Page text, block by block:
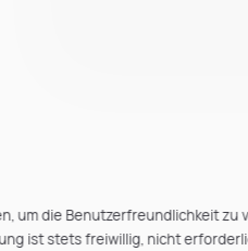
um die Benutzerfreundlichkeit
ist stets freiwillig, nicht